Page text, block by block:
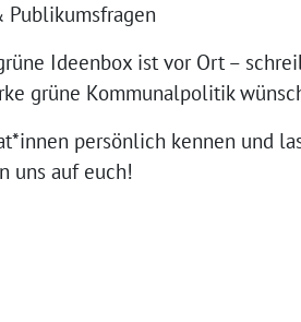
Ideenbox ist vor Ort –
grüne Kommunalpolitik
persönlich kennen und
uns auf euch!